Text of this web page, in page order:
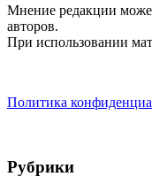
Мнение редакции
авторов.
При использовании
Политика
Рубрики